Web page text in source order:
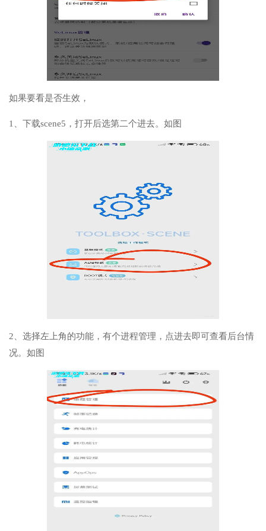
如果要看是否生效，
1、下载scene5，打开后选第二个进去。如图
2、选择左上角的功能，有个进程管理，点进去即可查看后台情
况。如图